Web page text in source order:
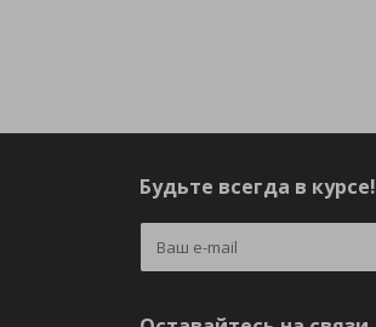
Будьте всегда в курсе!